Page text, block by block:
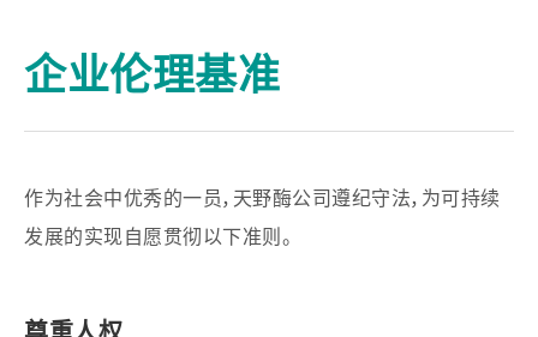
企业伦理基准
作为社会中优秀的一员，天野酶公司遵纪守法，为可持续
发展的实现自愿贯彻以下准则。
尊重人权